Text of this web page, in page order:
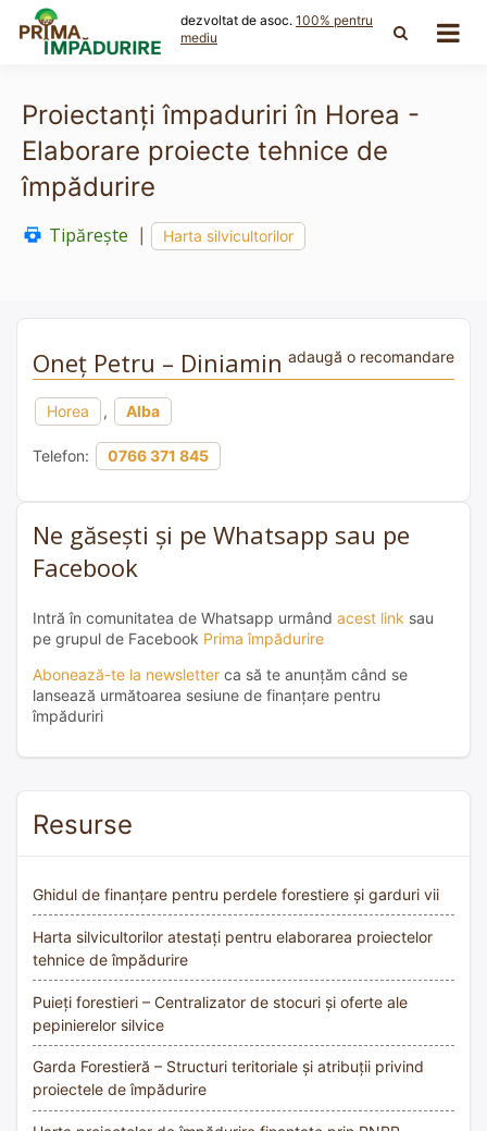
content
dezvoltat de asoc. 100% pentru
mediu
Proiectanți împaduriri în Horea -
Elaborare proiecte tehnice de
împădurire
Tipărește Harta silvicultorilor
Oneț Petru – Diniamin adaugă o recomandare
Horea , Alba
Telefon: 0766 371 845
Ne găsești și pe Whatsapp sau pe
Facebook
Intră în comunitatea de Whatsapp urmând acest link sau
pe grupul de Facebook Prima împădurire
Abonează-te la newsletter ca să te anunțăm când se
lansează următoarea sesiune de finanțare pentru
împăduriri
Resurse
Ghidul de finanțare pentru perdele forestiere și garduri vii
Harta silvicultorilor atestați pentru elaborarea proiectelor
tehnice de împădurire
Puieți forestieri – Centralizator de stocuri și oferte ale
pepinierelor silvice
Garda Forestieră – Structuri teritoriale și atribuții privind
proiectele de împădurire